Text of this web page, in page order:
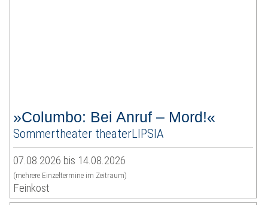
»Columbo: Bei Anruf – Mord!«
Sommertheater theaterLIPSIA
07.08.2026 bis 14.08.2026
(mehrere Einzeltermine im Zeitraum)
Feinkost